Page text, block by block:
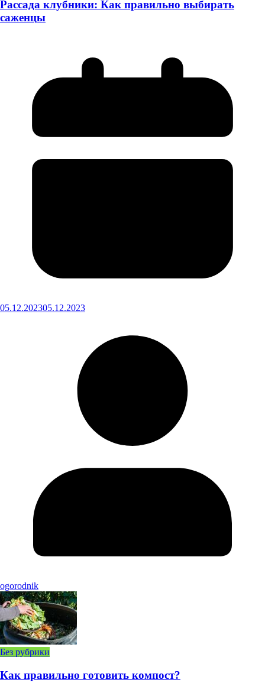
Рассада клубники: Как правильно выбирать
саженцы
05.12.202305.12.2023
ogorodnik
Без рубрики
Как правильно готовить компост?